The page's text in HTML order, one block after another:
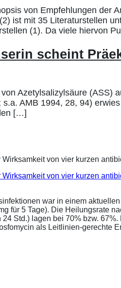
von Empfehlungen der
ist mit 35 Literaturstellen
(1). Da viele hiervon
scheint
Azetylsalizylsäure (ASS)
AMB 1994, 28, 94)
[…]
von vier kurzen
war in einem
für 5 Tage). Die Heilungsrate
Std.) lagen bei 70% bzw.
als Leitlinien-gerechte